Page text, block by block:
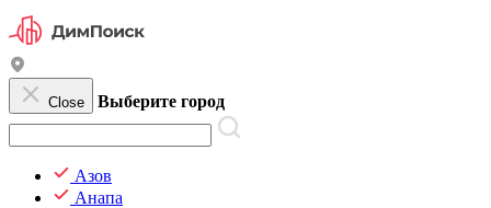
Close Выберите город
Азов
Анапа